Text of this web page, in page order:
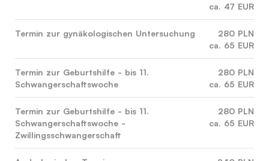
ca. 47 EUR
Termin zur gynäkologischen Untersuchung
280 PLN
ca. 65 EUR
Termin zur Geburtshilfe - bis 11.
Schwangerschaftswoche
280 PLN
ca. 65 EUR
Termin zur Geburtshilfe - bis 11.
Schwangerschaftswoche -
Zwillingsschwangerschaft
280 PLN
ca. 65 EUR